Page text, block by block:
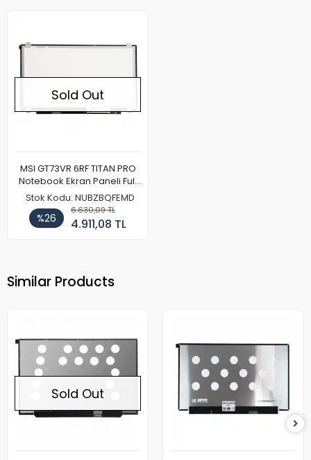
Sold Out
MSI GT73VR 6RF TITAN PRO
Notebook Ekran Paneli Full
HD
Stok Kodu: NUBZBQFEMD
%26
6.630,09 TL
4.911,08 TL
Similar Products
Sold Out